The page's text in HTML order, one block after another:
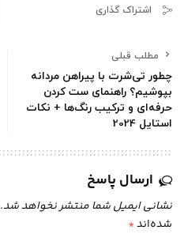
اشتراک گذاری
مطلب قبلی
چطور تی‌شرت با پیراهن مردانه
بپوشیم؟ راهنمای ست کردن
حرفه‌ای و ترکیب رنگ‌ها + نکات
استایل 2024
ارسال پاسخ
نشانی ایمیل شما منتشر نخواهد شد.
شده‌اند*